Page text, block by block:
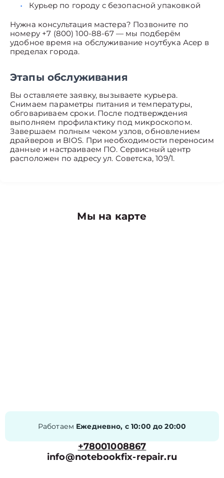
Курьер по городу с безопасной упаковкой
Нужна консультация мастера? Позвоните по
номеру +7 (800) 100-88-67 — мы подберём
удобное время на обслуживание ноутбука Асер в
пределах города.
Этапы обслуживания
Вы оставляете заявку, вызываете курьера.
Снимаем параметры питания и температуры,
обговариваем сроки. После подтверждения
выполняем профилактику под микроскопом.
Завершаем полным чеком узлов, обновлением
драйверов и BIOS. При необходимости переносим
данные и настраиваем ПО. Сервисный центр
расположен по адресу ул. Советска, 109/1.
Мы на карте
Работаем Ежедневно, с 10:00 до 20:00
+78001008867
info@notebookfix-repair.ru